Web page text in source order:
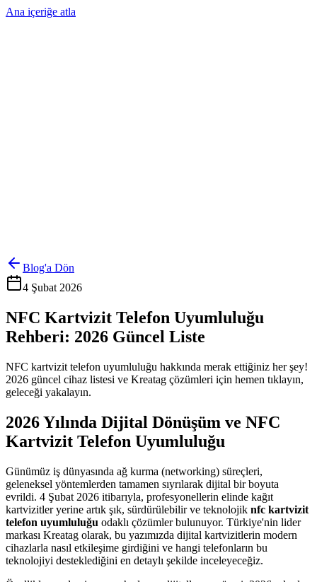
Ana içeriğe atla
Blog'a Dön
4 Şubat 2026
NFC Kartvizit Telefon Uyumluluğu
Rehberi: 2026 Güncel Liste
NFC kartvizit telefon uyumluluğu hakkında merak ettiğiniz her şey!
2026 güncel cihaz listesi ve Kreatag çözümleri için hemen tıklayın,
geleceği yakalayın.
2026 Yılında Dijital Dönüşüm ve NFC
Kartvizit Telefon Uyumluluğu
Günümüz iş dünyasında ağ kurma (networking) süreçleri,
geleneksel yöntemlerden tamamen sıyrılarak dijital bir boyuta
evrildi. 4 Şubat 2026 itibarıyla, profesyonellerin elinde kağıt
kartvizitler yerine artık şık, sürdürülebilir ve teknolojik nfc kartvizit
telefon uyumluluğu odaklı çözümler bulunuyor. Türkiye'nin lider
markası Kreatag olarak, bu yazımızda dijital kartvizitlerin modern
cihazlarla nasıl etkileşime girdiğini ve hangi telefonların bu
teknolojiyi desteklediğini en detaylı şekilde inceleyeceğiz.